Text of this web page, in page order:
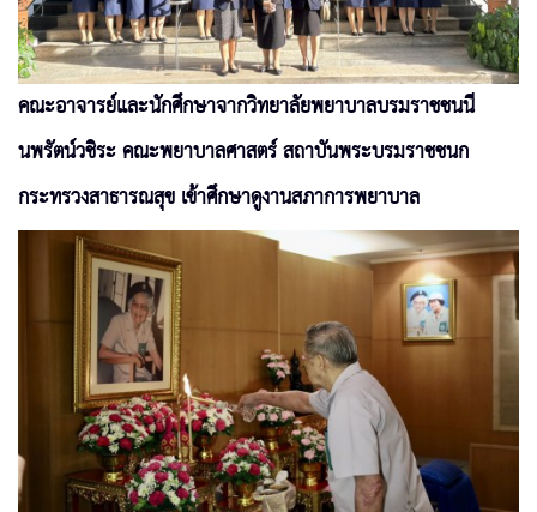
คณะอาจารย์และนักศึกษาจากวิทยาลัยพยาบาลบรมราชชนนี
นพรัตน์วชิระ คณะพยาบาลศาสตร์ สถาบันพระบรมราชชนก
กระทรวงสาธารณสุข เข้าศึกษาดูงานสภาการพยาบาล